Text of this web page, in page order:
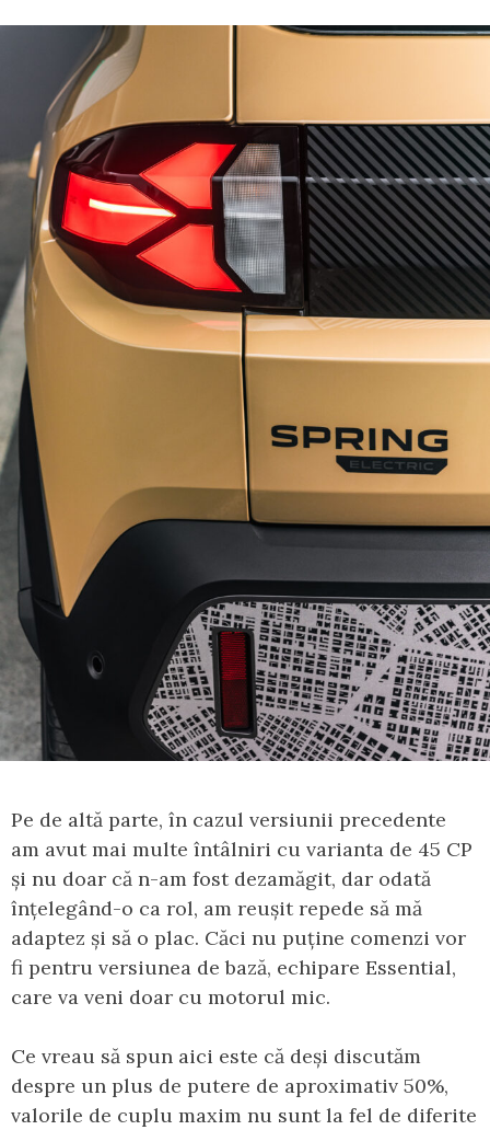
Pe de altă parte, în cazul versiunii precedente
am avut mai multe întâlniri cu varianta de 45 CP
și nu doar că n-am fost dezamăgit, dar odată
înțelegând-o ca rol, am reușit repede să mă
adaptez și să o plac. Căci nu puține comenzi vor
fi pentru versiunea de bază, echipare Essential,
care va veni doar cu motorul mic.
Ce vreau să spun aici este că deși discutăm
despre un plus de putere de aproximativ 50%,
valorile de cuplu maxim nu sunt la fel de diferite